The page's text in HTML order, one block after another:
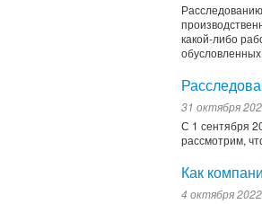
какой-либо
31 октября
С 1 сентября
рассмотрим,
Как
4 октября